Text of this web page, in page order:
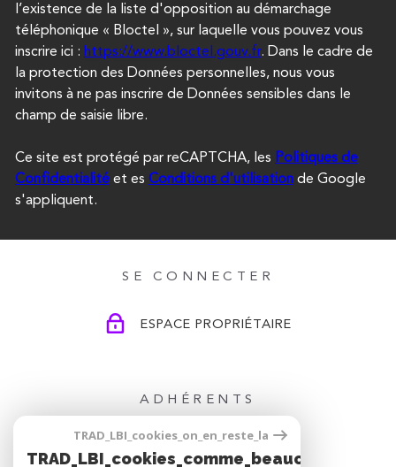
l’existence de la liste d'opposition au démarchage
téléphonique « Bloctel », sur laquelle vous pouvez vous
inscrire ici : https://www.bloctel.gouv.fr. Dans le cadre de
la protection des Données personnelles, nous vous
invitons à ne pas inscrire de Données sensibles dans le
champ de saisie libre.
Ce site est protégé par reCAPTCHA, les Politiques de
Confidentialité et es Conditions d'utilisation de Google
s'appliquent.
SE CONNECTER
ESPACE PROPRIÉTAIRE
ADHÉRENTS
TRAD_LBI_cookies_on_en_reste_la